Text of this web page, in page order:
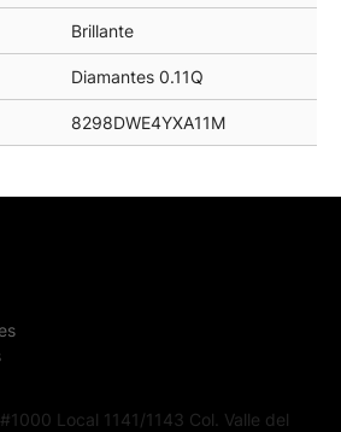
Brillante
Diamantes 0.11Q
8298DWE4YXA11M
Local 1141/1143 Col. Valle del